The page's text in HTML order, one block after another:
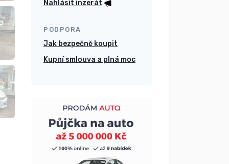
Nahlásit inzerát
PODPORA
Jak bezpečně koupit
Kupní smlouva a plná moc